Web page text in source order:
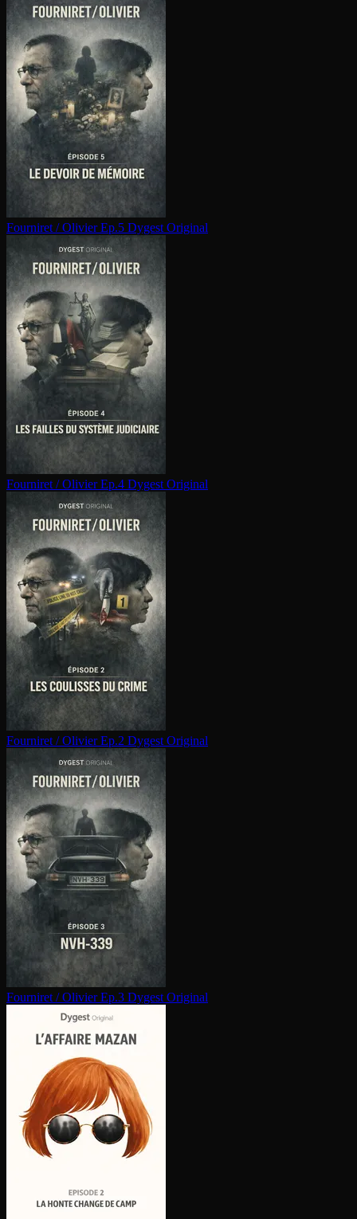
Fourniret / Olivier Ep.5 Dygest Original
Fourniret / Olivier Ep.4 Dygest Original
Fourniret / Olivier Ep.2 Dygest Original
Fourniret / Olivier Ep.3 Dygest Original